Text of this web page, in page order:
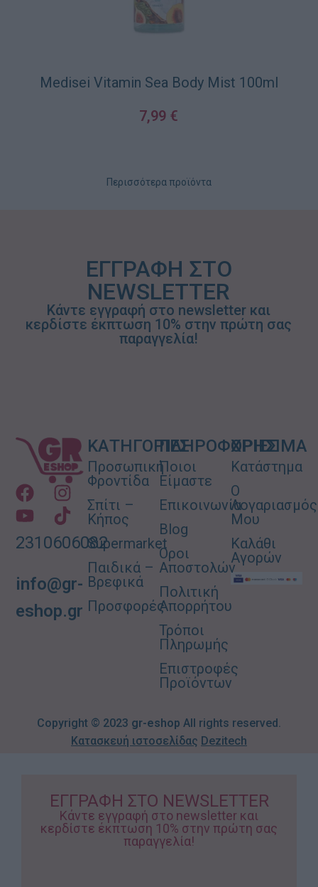
Medisei Vitamin Sea Body Mist 100ml
7,99 €
Περισσότερα προϊόντα
ΕΓΓΡΑΦΗ ΣΤΟ
NEWSLETTER
Κάντε εγγραφή στο newsletter και
κερδίστε έκπτωση 10% στην πρώτη σας
παραγγελία!
2310606082
info@gr-
eshop.gr
ΚΑΤΗΓΟΡΙΕΣ
Προσωπική
Φροντίδα
Σπίτι –
Κήπος
Supermarket
Παιδικά –
Βρεφικά
Προσφορές
ΠΛΗΡΟΦΟΡΙΕΣ
Ποιοι
Είμαστε
Επικοινωνία
Blog
Όροι
Αποστολών
Πολιτική
Απορρήτου
Τρόποι
Πληρωμής
Επιστροφές
Προϊόντων
ΧΡΗΣΙΜΑ
Κατάστημα
Ο
Λογαριασμός
Μου
Καλάθι
Αγορών
Copyright © 2023 gr-eshop All rights reserved.
Κατασκευή ιστοσελίδας Dezitech
ΕΓΓΡΑΦΗ ΣΤΟ NEWSLETTER
Κάντε εγγραφή στο newsletter και
κερδίστε έκπτωση 10% στην πρώτη σας
παραγγελία!